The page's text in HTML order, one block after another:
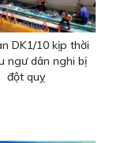
DK1/10 kịp thời
ngư dân nghi bị
đột quỵ